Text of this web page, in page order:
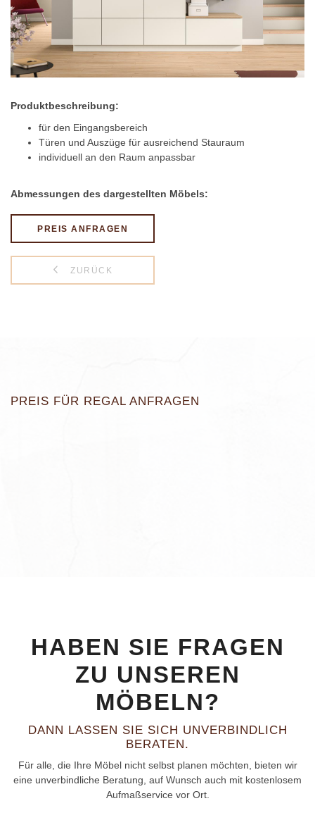
Produktbeschreibung:
für den Eingangsbereich
Türen und Auszüge für ausreichend Stauraum
individuell an den Raum anpassbar
Abmessungen des dargestellten Möbels:
PREIS ANFRAGEN
ZURÜCK
PREIS FÜR REGAL ANFRAGEN
HABEN SIE FRAGEN
ZU UNSEREN
MÖBELN?
DANN LASSEN SIE SICH UNVERBINDLICH
BERATEN.
Für alle, die Ihre Möbel nicht selbst planen möchten, bieten wir
eine unverbindliche Beratung, auf Wunsch auch mit kostenlosem
Aufmaßservice vor Ort.